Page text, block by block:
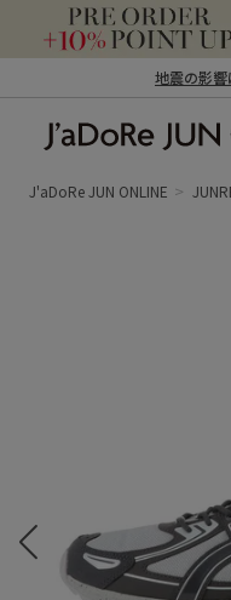
地震の影
ン オンライン）
J'aDoRe JUN ONLINE